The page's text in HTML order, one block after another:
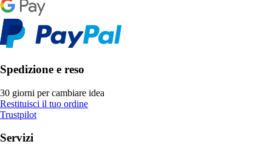
Spedizione e reso
30 giorni per cambiare idea
Restituisci il tuo ordine
Trustpilot
Servizi